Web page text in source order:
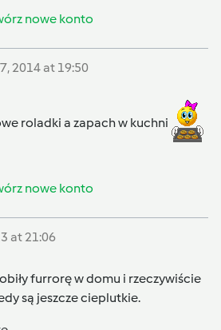
nowe konto
2014 at 19:50
roladki a zapach w kuchni
nowe konto
at 21:06
furrorę w domu i rzeczywiście
są jeszcze cieplutkie.